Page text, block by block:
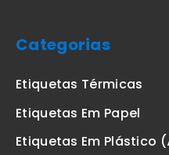
Categorias
Etiquetas Térmicas
Etiquetas Em Papel
Etiquetas Em Plástico